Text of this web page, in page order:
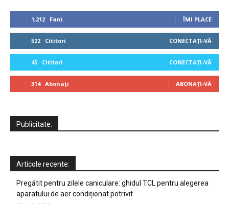
1,212 Fani ÎMI PLACE
522 Cititori CONECTAȚI-VĂ
45 Cititori CONECTAȚI-VĂ
314 Abonați ABONAȚI-VĂ
Publicitate:
Articole recente:
Pregătit pentru zilele caniculare: ghidul TCL pentru alegerea
aparatului de aer condiționat potrivit